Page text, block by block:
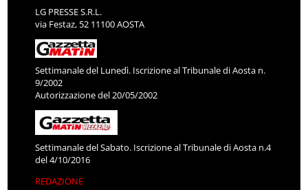
LG PRESSE S.R.L.
via Festaz, 52 11100 AOSTA
Settimanale del Lunedì. Iscrizione al Tribunale di Aosta n.
9/2002
Autorizzazione del 20/05/2002
Settimanale del Sabato. Iscrizione al Tribunale di Aosta n.4
del 4/10/2016
REDAZIONE